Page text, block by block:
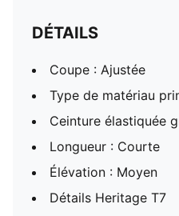
DÉTAILS
Coupe : Ajustée
Type de matériau
Ceinture élastiquée
Longueur : Courte
Élévation : Moyen
Détails Heritage T7